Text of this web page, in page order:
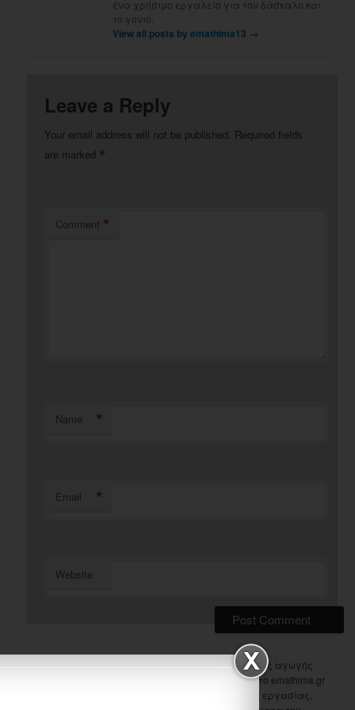
ένα χρήσιμο εργαλείο για τον δάσκαλο και
το γονιό.
View all posts by emathima13 →
Leave a Reply
Your email address will not be published. Required fields
are marked *
Comment *
Name *
Email *
Website
Ονομάζομαι Μπίμπου Σάντυ, είμαι δασκάλα ειδικής αγωγής
και κατάγομαι από τα Ιωάννινα. Ασχολούμαι με το emathima.gr
από το 2010. Στο μενού "Τάξεις" θα βρείτε φύλλα εργασίας,